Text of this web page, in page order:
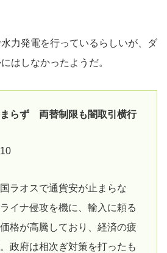
力発電を行っているらしいが、ダ
はしなかったようだ。
らず 両替制限も闇取引横行
ラオスで通貨安が止まらな
イナ侵攻を機に、輸入に頼る
格が高騰しており、経済の疲
政府は相次ぎ対策を打ったも